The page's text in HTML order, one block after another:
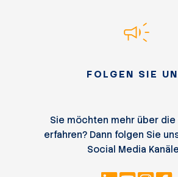
FOLGEN SIE
Sie möchten mehr über
erfahren? Dann folgen Sie
Social Media